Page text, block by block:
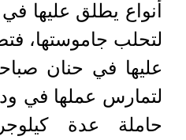
أنواع يطلق عليها
لتحلب جاموستها،
عليها في حنان
لتمارس عملها في
حاملة عدة